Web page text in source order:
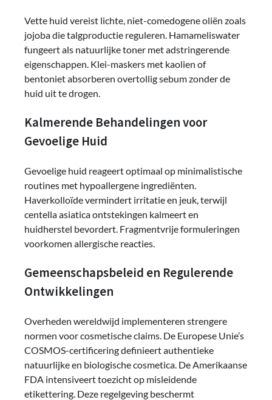
Vette huid vereist lichte, niet-comedogene oliën zoals
jojoba die talgproductie reguleren. Hamameliswater
fungeert als natuurlijke toner met adstringerende
eigenschappen. Klei-maskers met kaolien of
bentoniet absorberen overtollig sebum zonder de
huid uit te drogen.
Kalmerende Behandelingen voor
Gevoelige Huid
Gevoelige huid reageert optimaal op minimalistische
routines met hypoallergene ingrediënten.
Haverkolloïde vermindert irritatie en jeuk, terwijl
centella asiatica ontstekingen kalmeert en
huidherstel bevordert. Fragmentvrije formuleringen
voorkomen allergische reacties.
Gemeenschapsbeleid en Regulerende
Ontwikkelingen
Overheden wereldwijd implementeren strengere
normen voor cosmetische claims. De Europese Unie’s
COSMOS-certificering definieert authentieke
natuurlijke en biologische cosmetica. De Amerikaanse
FDA intensiveert toezicht op misleidende
etikettering. Deze regelgeving beschermt